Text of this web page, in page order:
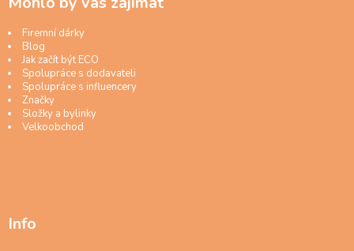
Firemní dárky
Blog
Jak začít být ECO
Spolupráce s dodavateli
Spolupráce s influencery
Značky
Složky a bylinky
Velkoobchod
Info